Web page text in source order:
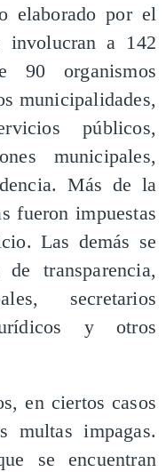
elaborado por el
involucran a 142
90 organismos
municipalidades,
públicos,
municipales,
Más de la
fueron impuestas
Las demás se
transparencia,
secretarios
y otros
en ciertos casos
multas impagas.
se encuentran